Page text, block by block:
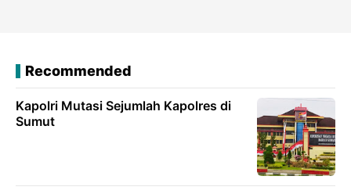
Recommended
Kapolri Mutasi Sejumlah Kapolres di
Sumut